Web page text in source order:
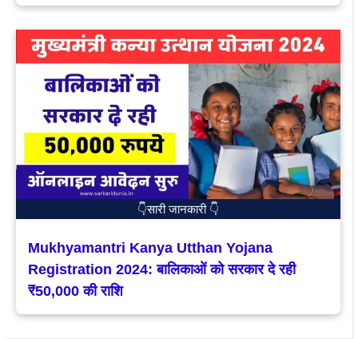
👇सारी जानकारी 👇
Mukhyamantri Kanya Utthan Yojana
Registration 2024: बालिकाओं को सरकार दे रही
₹50,000 की राशि